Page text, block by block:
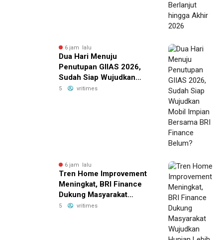
6 jam lalu
Dua Hari Menuju
Penutupan GIIAS 2026,
Sudah Siap Wujudkan
Mobil Impian Bersama BRI
5 vritimes
6 jam lalu
Tren Home Improvement
Meningkat, BRI Finance
Dukung Masyarakat
Wujudkan Hunian Lebih
5 vritimes